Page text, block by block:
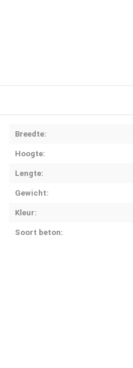
Breedte:
Hoogte:
Lengte:
Gewicht:
Kleur:
Soort beton: